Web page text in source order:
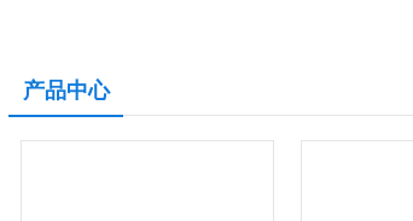
产品中心